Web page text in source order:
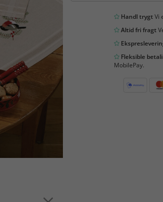
Handl trygtVi
Altid fri fragt
Fleksible
MobilePay.